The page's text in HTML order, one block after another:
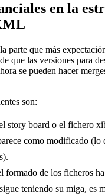
en la
parte que más
que las versiones para
se pueden hacer
son:
story board o el fichero
como modificado (lo
formado de los ficheros
teniendo su miga, es